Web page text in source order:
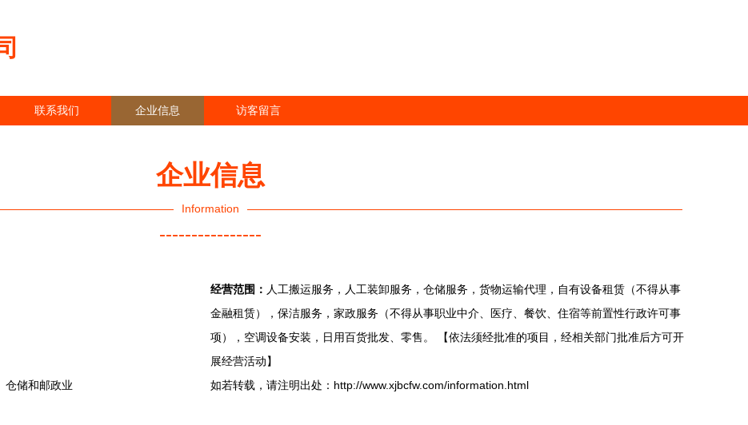
联系我们 企业信息 访客留言
企业信息
Information
----------------
仓储和邮政业
经营范围： 人工搬运服务，人工装卸服务，仓储服务，货物运输代理，自有设备租赁（不得从事
金融租赁），保洁服务，家政服务（不得从事职业中介、医疗、餐饮、住宿等前置性行政许可事
项），空调设备安装，日用百货批发、零售。 【依法须经批准的项目，经相关部门批准后方可开
展经营活动】
如若转载，请注明出处：http://www.xjbcfw.com/information.html